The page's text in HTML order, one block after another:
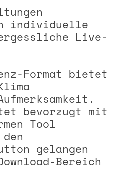
individuelle
Live-
Format bietet
bevorzugt mit
Tool
gelangen
Bereich